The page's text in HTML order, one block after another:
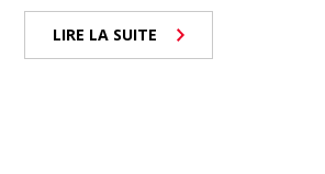
LIRE LA SUITE